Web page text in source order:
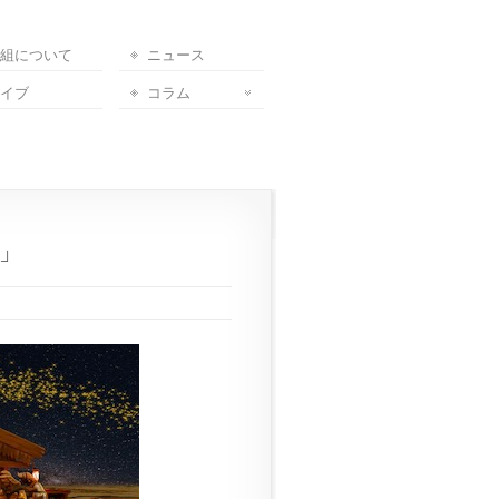
について ニュース
ブ コラム